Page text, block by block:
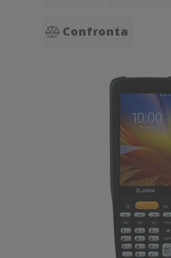
Confronta